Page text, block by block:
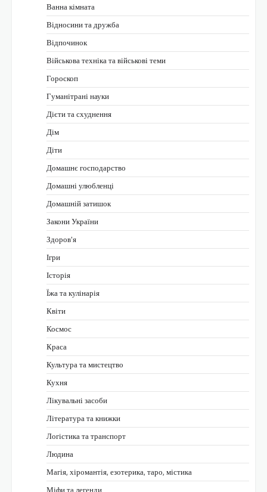
Ванна кімната
Відносини та дружба
Відпочинок
Військова техніка та військові теми
Гороскоп
Гуманітрані науки
Дієти та схуднення
Дім
Діти
Домашнє господарство
Домашні улюбленці
Домашній затишок
Закони України
Здоров'я
Ігри
Історія
Їжа та кулінарія
Квіти
Космос
Краса
Культура та мистецтво
Кухня
Лікувальні засоби
Література та книжки
Логістика та транспорт
Людина
Магія, хіромантія, езотерика, таро, містика